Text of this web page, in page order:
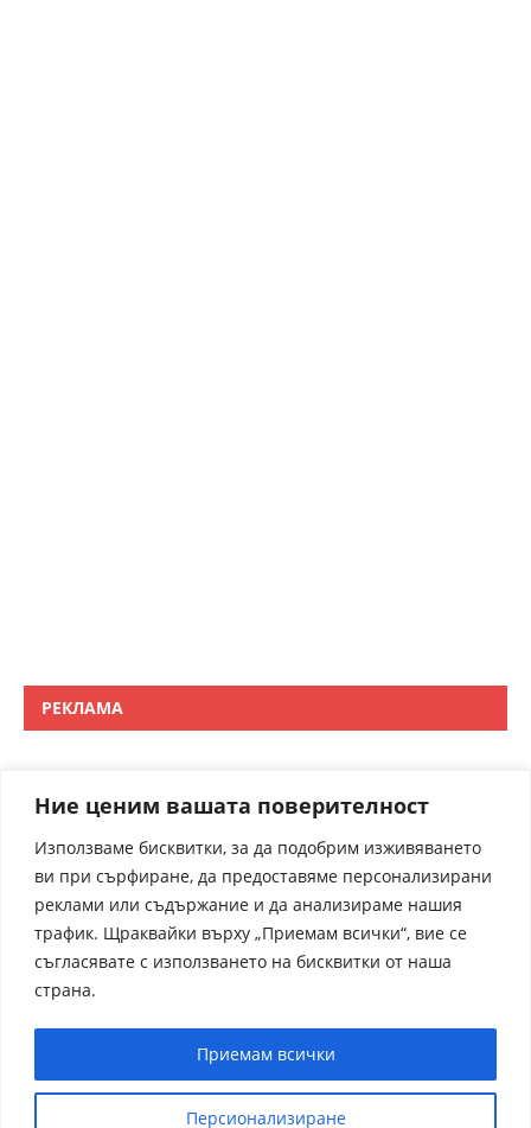
Ние ценим вашата поверителност
Използваме бисквитки, за да подобрим изживяването
ви при сърфиране, да предоставяме персонализирани
реклами или съдържание и да анализираме нашия
трафик. Щраквайки върху „Приемам всички“, вие се
съгласявате с използването на бисквитки от наша
страна.
Персионализиране
Приемам всички
РЕКЛАМА